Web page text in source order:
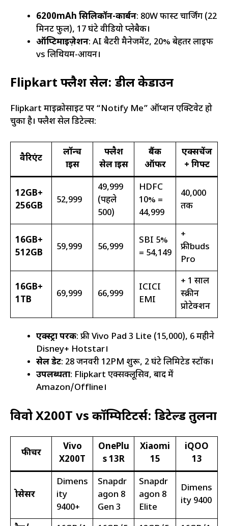
6200mAh सिलिकॉन-कार्बन: 80W फास्ट चार्जिंग (22
मिनट फुल), 17 घंटे वीडियो प्लेबैक।
ऑप्टिमाइज़ेशन: AI बैटरी मैनेजमेंट, 20% बेहतर लाइफ
vs लिथियम-आयन।
Flipkart फ्लैश सेल: डील ब्रेकडाउन
Flipkart माइक्रोसाइट पर “Notify Me” ऑप्शन एक्टिवेट हो
चुका है। फ्लैश सेल डिटेल्स:
वैरिएंट
लॉन्च
प्राइस
फ्लैश
सेल प्राइस
बैंक
ऑफर
एक्सचेंज
+ गिफ्ट
12GB+
256GB
₹52,999
₹49,999
(पहले
500)
HDFC
10% =
₹44,999
₹40,000
तक
16GB+
512GB
₹59,999 ₹56,999
SBI 5%
= ₹54,149
+
फ्रीbuds
Pro
16GB+
1TB
₹69,999 ₹66,999
ICICI
EMI
+ 1 साल
स्क्रीन
प्रोटेक्शन
एक्स्ट्रा परक: फ्री Vivo Pad 3 Lite (₹15,000), 6 महीने
Disney+ Hotstar।
सेल डेट: 28 जनवरी 12PM शुरू, 2 घंटे लिमिटेड स्टॉक।
उपलब्धता: Flipkart एक्सक्लूसिव, बाद में
Amazon/Offline।
विवो X200T vs कॉम्पिटिटर्स: डिटेल्ड तुलना
फीचर
Vivo
X200T
OnePlu
s 13R
Xiaomi
15
iQOO
13
प्रोसेसर
Dimens
ity
9400+
Snapdr
agon 8
Gen 3
Snapdr
agon 8
Elite
Dimens
ity 9400